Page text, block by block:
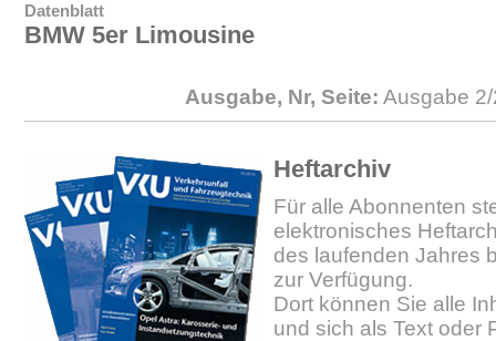
Datenblatt
BMW 5er Limousine
Ausgabe, Nr, Seite: Ausgabe
Heftarchiv
Für alle Abonnenten
elektronisches
des laufenden Jahres
zur Verfügung.
Dort können Sie alle
und sich als Text oder